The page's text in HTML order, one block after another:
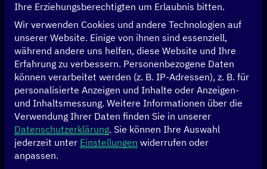
Virtuelles Event
AGYLE Digitalevent
DasAGYLE-Digitalevent, welches im Auftrag des BMZ
durchAWEundDeutschland Land der Ideenumgesetzt
wurde, brachte am 11. Juli 2023 Expert*innen und junge
Führungskräfte aus Afrika und Deutschland zusammen.
Unter dem diesjährigen Motto„Digitale Transformation
– wie junge Führungskräfte eine grüne und inklusive
Ihre Erziehungsberechtigten um Erlaubnis bitten.
Wir verwenden Cookies und andere Technologien auf
unserer Website. Einige von ihnen sind essenziell,
während andere uns helfen, diese Website und Ihre
Erfahrung zu verbessern. Personenbezogene Daten
können verarbeitet werden (z. B. IP-Adressen), z. B. für
personalisierte Anzeigen und Inhalte oder Anzeigen-
und Inhaltsmessung. Weitere Informationen über die
Verwendung Ihrer Daten finden Sie in unserer
Datenschutzerklärung. Sie können Ihre Auswahl
jederzeit unter Einstellungen widerrufen oder
anpassen.